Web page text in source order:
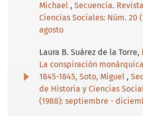
Michael , Secuencia.
Ciencias Sociales: Núm. 20
agosto
Laura B. Suárez de la Torre,
La conspiración
1845-1845, Soto, Miguel ,
de Historia y Ciencias
(1988): septiembre -